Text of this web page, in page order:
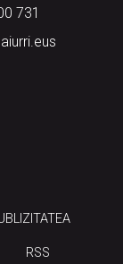
731
RSS